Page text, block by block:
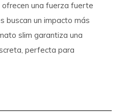
una fuerza fuerte
buscan un impacto más
slim garantiza una
perfecta para